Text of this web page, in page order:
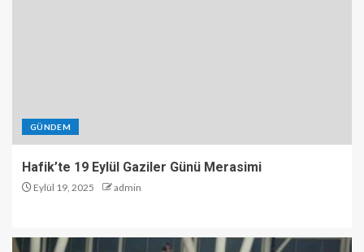
GÜNDEM
Hafik’te 19 Eylül Gaziler Günü Merasimi
Eylül 19, 2025 admin